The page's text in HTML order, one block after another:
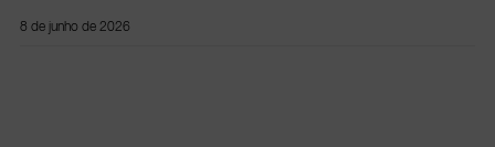
8 de junho de 2026